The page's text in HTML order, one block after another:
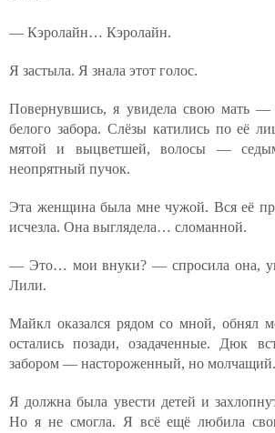
— Кэролайн… Кэролайн.
Я застыла. Я знала этот голос.
Повернувшись, я увидела свою мать
белого забора. Слёзы катились по её
мятой и выцветшей, волосы —
неопрятный пучок.
Эта женщина была мне чужой. Вся её
исчезла. Она выглядела… сломанной.
— Это… мои внуки? — спросила она,
Лили.
Майкл оказался рядом со мной, обнял
остались позади, озадаченные. Дюк
забором — настороженный, но молчащий.
Я должна была увести детей и
Но я не смогла. Я всё ещё любила